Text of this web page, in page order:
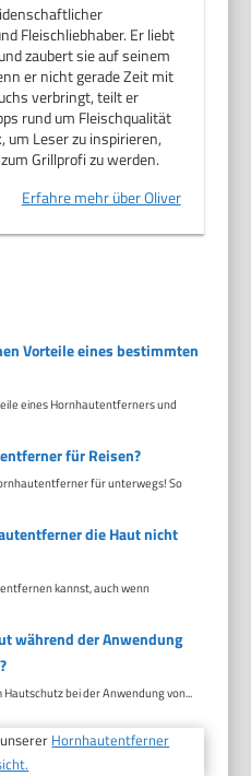
Fleischliebhaber. Er liebt
zaubert sie auf seinem
er nicht gerade Zeit mit
verbringt, teilt er
rund um Fleischqualität
um Leser zu inspirieren,
Grillprofi zu werden.
Erfahre mehr über Oliver
Vorteile eines bestimmten
eines Hornhautentferners und
für Reisen?
für unterwegs! So
die Haut nicht
kannst, auch wenn
während der Anwendung
bei der Anwendung von...
Hornhautentferner